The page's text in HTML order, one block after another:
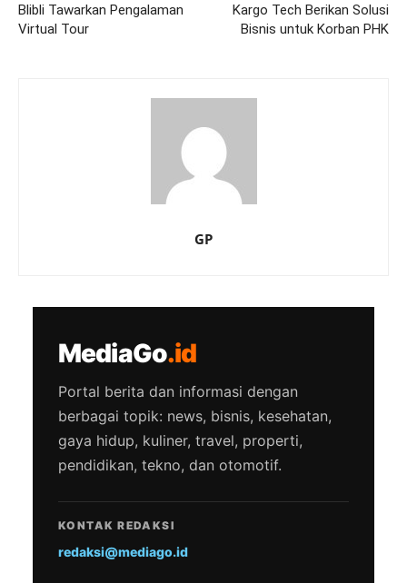
Blibli Tawarkan Pengalaman
Virtual Tour
Kargo Tech Berikan Solusi
Bisnis untuk Korban PHK
GP
MediaGo.id
Portal berita dan informasi dengan
berbagai topik: news, bisnis, kesehatan,
gaya hidup, kuliner, travel, properti,
pendidikan, tekno, dan otomotif.
KONTAK REDAKSI
redaksi@mediago.id